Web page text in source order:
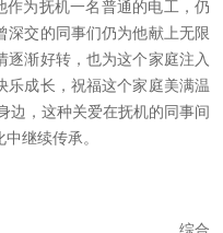
为抚机一名普通的电工，仍
深交的同事们仍为他献上无限
逐渐好转，也为这个家庭注入
乐成长，祝福这个家庭美满温
，这种关爱在抚机的同事间
继续传承。